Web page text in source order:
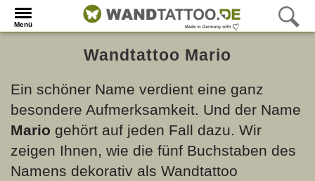
Menü
Wandtattoo Mario
Ein schöner Name verdient eine ganz
besondere Aufmerksamkeit. Und der Name
Mario gehört auf jeden Fall dazu. Wir
zeigen Ihnen, wie die fünf Buchstaben des
Namens dekorativ als Wandtattoo